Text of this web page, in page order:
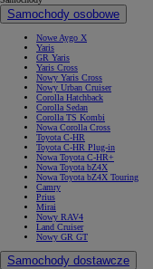
Samochody osobowe
Nowe Aygo X
Yaris
GR Yaris
Yaris Cross
Nowy Yaris Cross
Nowy Urban Cruiser
Corolla Hatchback
Corolla Sedan
Corolla TS Kombi
Nowa Corolla Cross
Toyota C-HR
Toyota C-HR Plug-in
Nowa Toyota C-HR+
Nowa Toyota bZ4X
Nowa Toyota bZ4X Touring
Camry
Prius
Mirai
Nowy RAV4
Land Cruiser
Nowy GR GT
Samochody dostawcze